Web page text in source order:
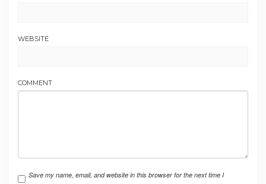
WEBSITE
COMMENT
Save my name, email, and website in this browser for the next time I